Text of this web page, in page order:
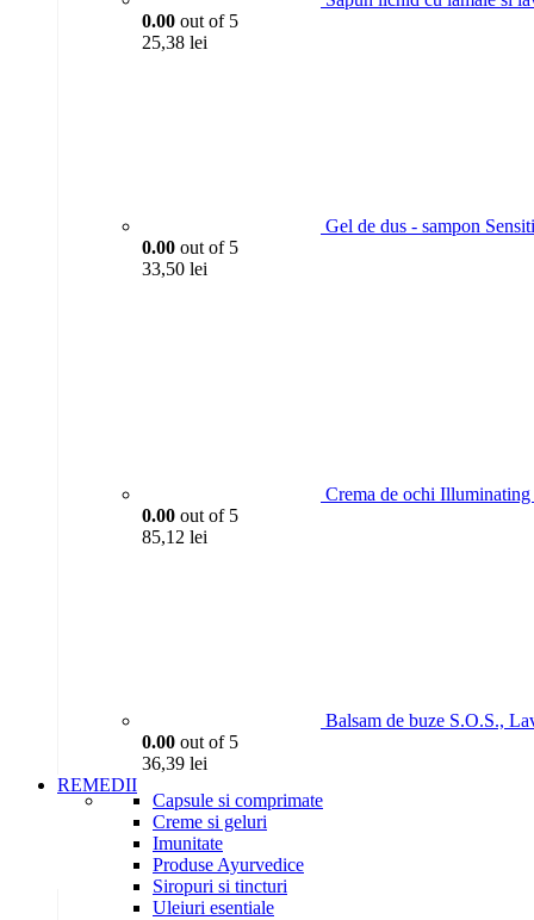
0.00 out of 5
25,38 lei
Gel de dus - sampon
0.00 out of 5
33,50 lei
Crema de ochi
0.00 out of 5
85,12 lei
Balsam de buze S.O.S.,
0.00 out of 5
36,39 lei
REMEDII
Capsule si comprimate
Creme si geluri
Imunitate
Produse Ayurvedice
Siropuri si tincturi
Uleiuri esentiale